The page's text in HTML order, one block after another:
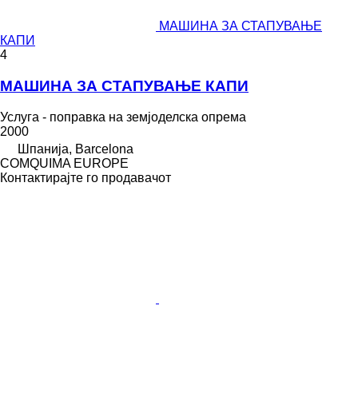
МАШИНА ЗА СТАПУВАЊЕ
КАПИ
4
МАШИНА ЗА СТАПУВАЊЕ КАПИ
Услуга - поправка на земјоделска опрема
2000
Шпанија, Barcelona
COMQUIMA EUROPE
Контактирајте го продавачот